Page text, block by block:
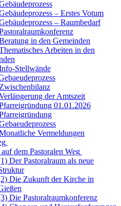
– Erstes Votum
– Raumbedarf
in den Gemeinden
Arbeiten in den
Stellwände
der Amtszeit
01.01.2026
Vermeldungen
dem Pastoralen Weg
Der Pastoralraum als neue
Die Zukunft der Kirche in
Die Pastoralraumkonferenz